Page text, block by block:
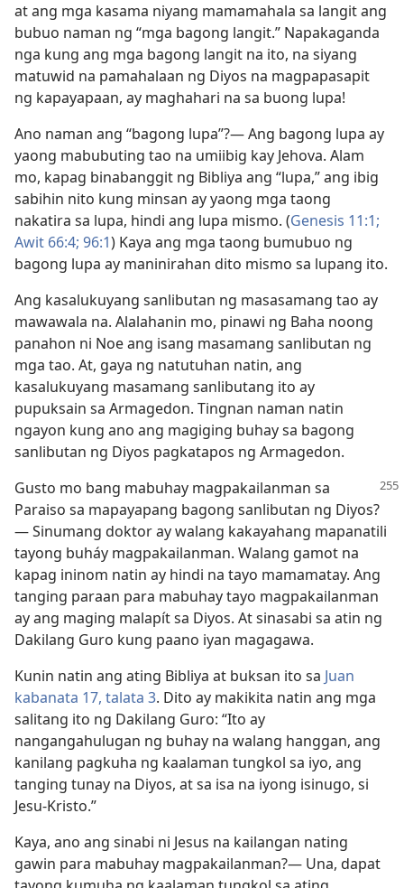
at ang mga kasama niyang mamamahala sa langit ang
bubuo naman ng “mga bagong langit.” Napakaganda
nga kung ang mga bagong langit na ito, na siyang
matuwid na pamahalaan ng Diyos na magpapasapit
ng kapayapaan, ay maghahari na sa buong lupa!
Ano naman ang “bagong lupa”?​— Ang bagong lupa ay
yaong mabubuting tao na umiibig kay Jehova. Alam
mo, kapag binabanggit ng Bibliya ang “lupa,” ang ibig
sabihin nito kung minsan ay yaong mga taong
nakatira sa lupa, hindi ang lupa mismo. (Genesis 11:1;
Awit 66:4; 96:1) Kaya ang mga taong bumubuo ng
bagong lupa ay maninirahan dito mismo sa lupang ito.
Ang kasalukuyang sanlibutan ng masasamang tao ay
mawawala na. Alalahanin mo, pinawi ng Baha noong
panahon ni Noe ang isang masamang sanlibutan ng
mga tao. At, gaya ng natutuhan natin, ang
kasalukuyang masamang sanlibutang ito ay
pupuksain sa Armagedon. Tingnan naman natin
ngayon kung ano ang magiging buhay sa bagong
sanlibutan ng Diyos pagkatapos ng Armagedon.
Gusto mo bang mabuhay magpakailanman sa
Paraiso sa mapayapang bagong sanlibutan ng Diyos?​
— Sinumang doktor ay walang kakayahang mapanatili
tayong buháy magpakailanman. Walang gamot na
kapag ininom natin ay hindi na tayo mamamatay. Ang
tanging paraan para mabuhay tayo magpakailanman
ay ang maging malapít sa Diyos. At sinasabi sa atin ng
Dakilang Guro kung paano iyan magagawa.
Kunin natin ang ating Bibliya at buksan ito sa Juan
kabanata 17, talata 3. Dito ay makikita natin ang mga
salitang ito ng Dakilang Guro: “Ito ay
nangangahulugan ng buhay na walang hanggan, ang
kanilang pagkuha ng kaalaman tungkol sa iyo, ang
tanging tunay na Diyos, at sa isa na iyong isinugo, si
Jesu-Kristo.”
Kaya, ano ang sinabi ni Jesus na kailangan nating
gawin para mabuhay magpakailanman?​— Una, dapat